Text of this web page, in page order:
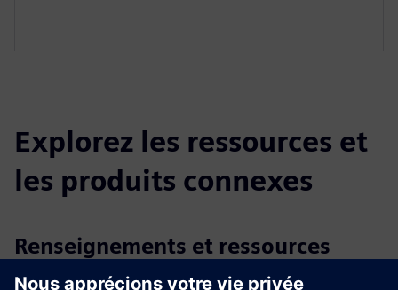
Explorez les ressources et
les produits connexes
Renseignements et ressources
supplémentaires